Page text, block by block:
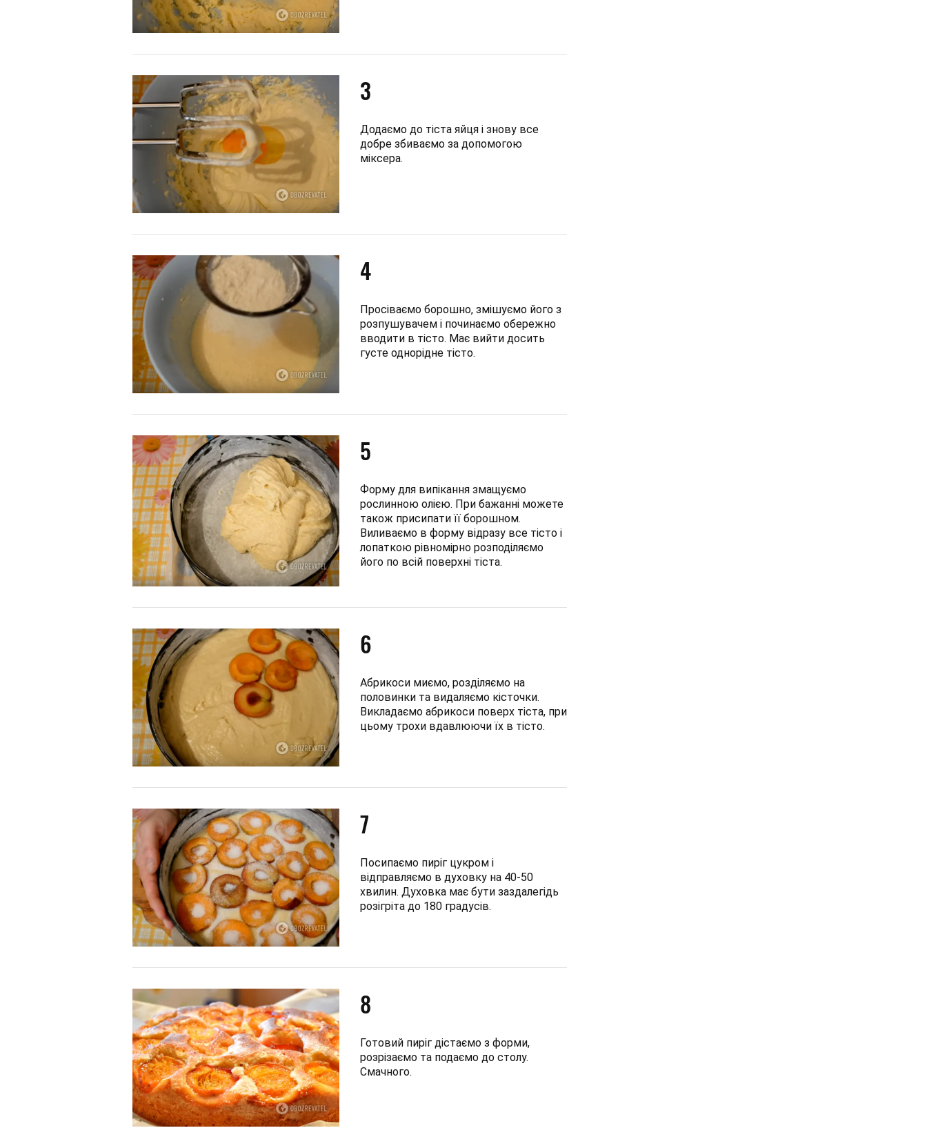
3
Додаємо до тіста яйця і знову все
добре збиваємо за допомогою
міксера.
4
Просіваємо борошно, змішуємо його з
розпушувачем і починаємо обережно
вводити в тісто. Має вийти досить
густе однорідне тісто.
5
Форму для випікання змащуємо
рослинною олією. При бажанні можете
також присипати її борошном.
Виливаємо в форму відразу все тісто і
лопаткою рівномірно розподіляємо
його по всій поверхні тіста.
6
Абрикоси миємо, розділяємо на
половинки та видаляємо кісточки.
Викладаємо абрикоси поверх тіста, при
цьому трохи вдавлюючи їх в тісто.
7
Посипаємо пиріг цукром і
відправляємо в духовку на 40-50
хвилин. Духовка має бути заздалегідь
розігріта до 180 градусів.
8
Готовий пиріг дістаємо з форми,
розрізаємо та подаємо до столу.
Смачного.